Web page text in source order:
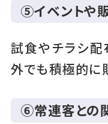
⑤イベントや
試食やチラシ配
外でも積極的に
⑥常連客との